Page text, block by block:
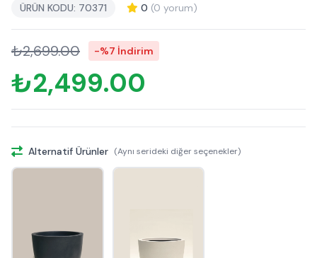
ÜRÜN KODU: 70371 0 (0 yorum)
₺2,699.00 -%7 İndirim
₺2,499.00
Alternatif Ürünler (Aynı serideki diğer seçenekler)